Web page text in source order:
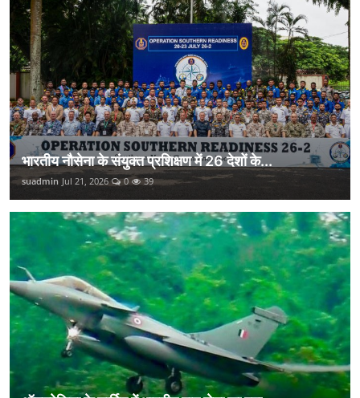
भारतीय नौसेना के संयुक्त प्रशिक्षण में 26 देशों के...
suadmin Jul 21, 2026 0 39